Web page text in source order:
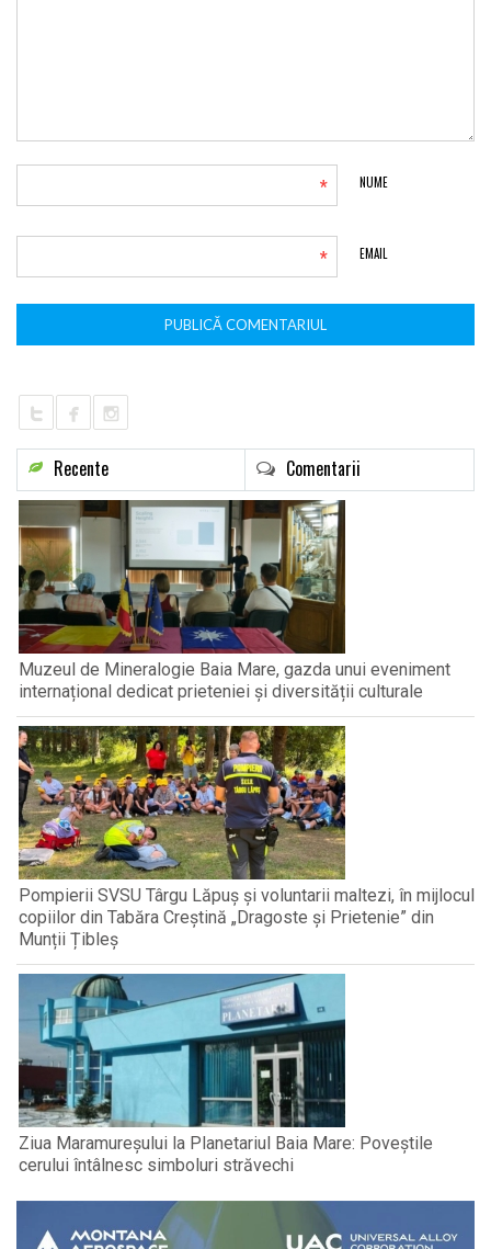
NUME
*
EMAIL
*
Recente Comentarii
Muzeul de Mineralogie Baia Mare, gazda unui eveniment
internațional dedicat prieteniei și diversității culturale
Pompierii SVSU Târgu Lăpuș și voluntarii maltezi, în mijlocul
copiilor din Tabăra Creștină „Dragoste și Prietenie” din
Munții Țibleș
Ziua Maramureșului la Planetariul Baia Mare: Poveștile
cerului întâlnesc simboluri străvechi